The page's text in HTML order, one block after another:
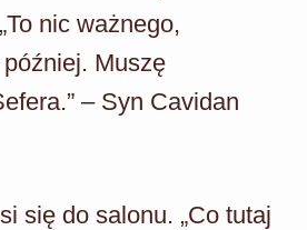
nic ważnego,
Muszę
– Syn Cavidan
się do salonu. „Co tutaj